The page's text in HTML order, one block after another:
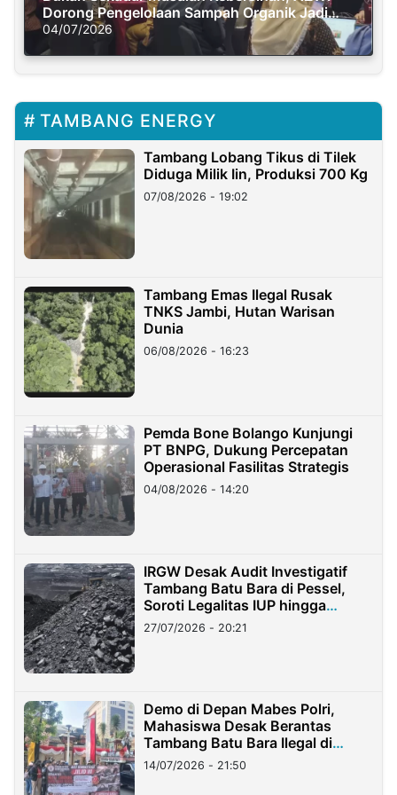
Dorong Pengelolaan Sampah Organik Jadi
Solusi Krisis Iklim
04/07/2026
TAMBANG ENERGY
Tambang Lobang Tikus di Tilek
Diduga Milik Iin, Produksi 700 Kg
07/08/2026 - 19:02
Tambang Emas Ilegal Rusak
TNKS Jambi, Hutan Warisan
Dunia
06/08/2026 - 16:23
Pemda Bone Bolango Kunjungi
PT BNPG, Dukung Percepatan
Operasional Fasilitas Strategis
04/08/2026 - 14:20
IRGW Desak Audit Investigatif
Tambang Batu Bara di Pessel,
Soroti Legalitas IUP hingga
Stockpile
27/07/2026 - 20:21
Demo di Depan Mabes Polri,
Mahasiswa Desak Berantas
Tambang Batu Bara Ilegal di
Lampung
14/07/2026 - 21:50